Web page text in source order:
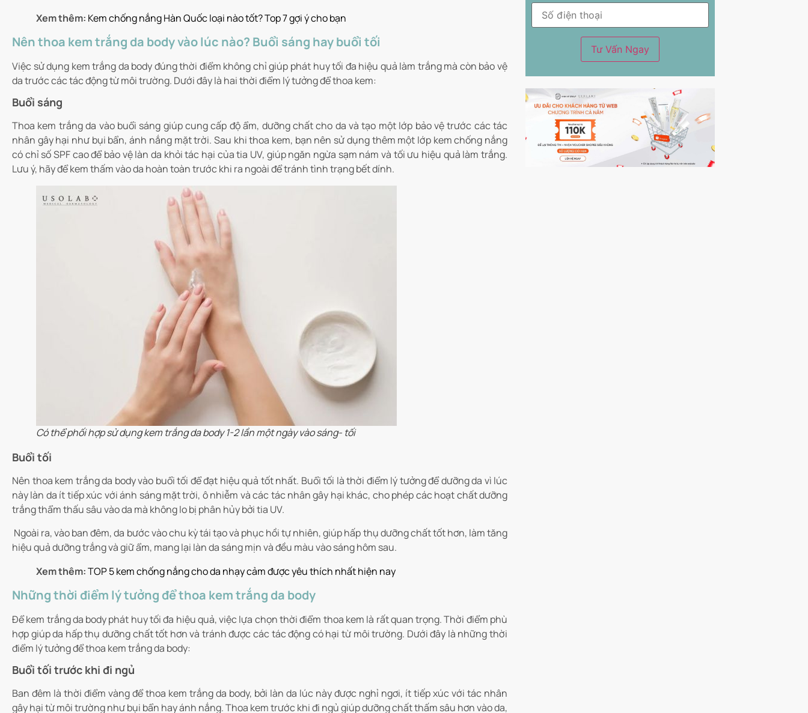
Xem thêm: Kem chống nắng Hàn Quốc loại nào tốt? Top 7 gợi ý cho bạn
Nên thoa kem trắng da body vào lúc nào? Buổi sáng hay buổi tối
Việc sử dụng kem trắng da body đúng thời điểm không chỉ giúp phát huy tối đa hiệu quả làm trắng mà còn bảo vệ
da trước các tác động từ môi trường. Dưới đây là hai thời điểm lý tưởng để thoa kem:
Buổi sáng
Thoa kem trắng da vào buổi sáng giúp cung cấp độ ẩm, dưỡng chất cho da và tạo một lớp bảo vệ trước các tác
nhân gây hại như bụi bẩn, ánh nắng mặt trời. Sau khi thoa kem, bạn nên sử dụng thêm một lớp kem chống nắng
có chỉ số SPF cao để bảo vệ làn da khỏi tác hại của tia UV, giúp ngăn ngừa sạm nám và tối ưu hiệu quả làm trắng.
Lưu ý, hãy để kem thấm vào da hoàn toàn trước khi ra ngoài để tránh tình trạng bết dính.
Có thể phối hợp sử dụng kem trắng da body 1-2 lần một ngày vào sáng- tối
Buổi tối
Nên thoa kem trắng da body vào buổi tối để đạt hiệu quả tốt nhất. Buổi tối là thời điểm lý tưởng để dưỡng da vì lúc
này làn da ít tiếp xúc với ánh sáng mặt trời, ô nhiễm và các tác nhân gây hại khác, cho phép các hoạt chất dưỡng
trắng thẩm thấu sâu vào da mà không lo bị phân hủy bởi tia UV.
Ngoài ra, vào ban đêm, da bước vào chu kỳ tái tạo và phục hồi tự nhiên, giúp hấp thụ dưỡng chất tốt hơn, làm tăng
hiệu quả dưỡng trắng và giữ ẩm, mang lại làn da sáng mịn và đều màu vào sáng hôm sau.
Xem thêm:TOP 5 kem chống nắng cho da nhạy cảm được yêu thích nhất hiện nay
Những thời điểm lý tưởng để thoa kem trắng da body
Để kem trắng da body phát huy tối đa hiệu quả, việc lựa chọn thời điểm thoa kem là rất quan trọng. Thời điểm phù
hợp giúp da hấp thụ dưỡng chất tốt hơn và tránh được các tác động có hại từ môi trường. Dưới đây là những thời
điểm lý tưởng để thoa kem trắng da body:
Buổi tối trước khi đi ngủ
Ban đêm là thời điểm vàng để thoa kem trắng da body, bởi làn da lúc này được nghỉ ngơi, ít tiếp xúc với tác nhân
gây hại từ môi trường như bụi bẩn hay ánh nắng. Thoa kem trước khi đi ngủ giúp dưỡng chất thấm sâu hơn vào da,